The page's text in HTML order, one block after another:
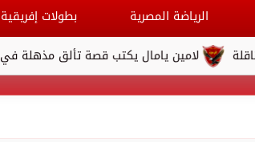
الرياضة المصرية بطولات إفريقية
لامين يامال يكتب قصة تألق مذهلة في برشلونة